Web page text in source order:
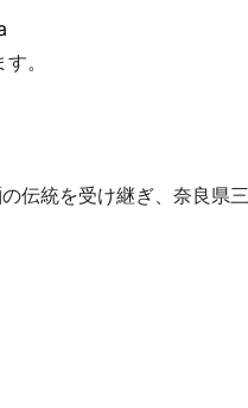
。
伝統を受け継ぎ、奈良県